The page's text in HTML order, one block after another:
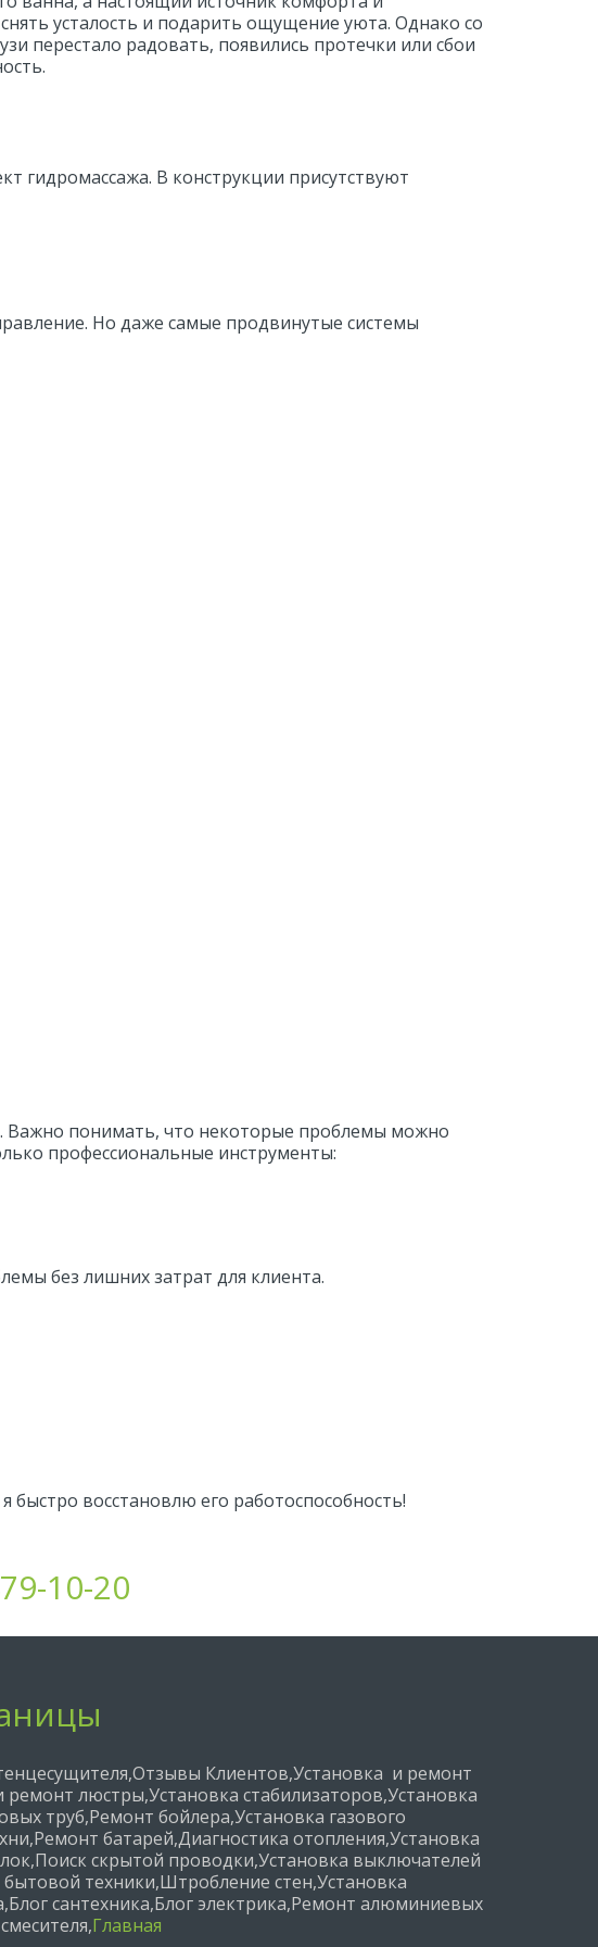
усталость и подарить ощущение уюта. Однако со
перестало радовать, появились протечки или сбои
гидромассажа. В конструкции присутствуют
Но даже самые продвинутые системы
Важно понимать, что некоторые проблемы можно
профессиональные инструменты:
без лишних затрат для клиента.
восстановлю его работоспособность!
10-20
,Отзывы Клиентов,Установка  и ремонт
ремонт люстры,Установка стабилизаторов,Установка
труб,Ремонт бойлера,Установка газового
,Ремонт батарей,Диагностика отопления,Установка
,Поиск скрытой проводки,Установка выключателей
бытовой техники,Штробление стен,Установка
,Блог сантехника,Блог электрика,Ремонт алюминиевых
,Главная